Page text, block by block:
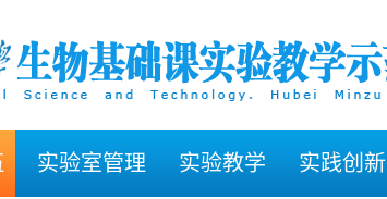
实验室管理 实验教学 实践创新